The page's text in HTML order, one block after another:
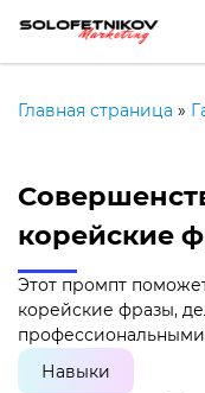
Главная страница »
корейские
Этот промпт
корейские фразы,
Навыки